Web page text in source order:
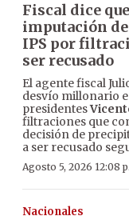
Fiscal dice
imputación
IPS por
ser recusado
El agente fiscal
desvío millonario
presidentes
filtraciones que
decisión de
a ser recusado
Agosto 5, 2026 12:08
Nacionales